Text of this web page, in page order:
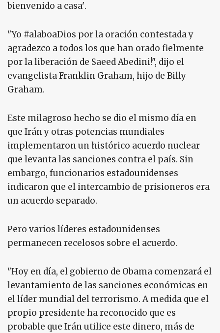
bienvenido a casa'.
"Yo #alaboaDios por la oración contestada y
agradezco a todos los que han orado fielmente
por la liberación de Saeed Abedini!", dijo el
evangelista Franklin Graham, hijo de Billy
Graham.
Este milagroso hecho se dio el mismo día en
que Irán y otras potencias mundiales
implementaron un histórico acuerdo nuclear
que levanta las sanciones contra el país. Sin
embargo, funcionarios estadounidenses
indicaron que el intercambio de prisioneros era
un acuerdo separado.
Pero varios líderes estadounidenses
permanecen recelosos sobre el acuerdo.
"Hoy en día, el gobierno de Obama comenzará el
levantamiento de las sanciones económicas en
el líder mundial del terrorismo. A medida que el
propio presidente ha reconocido que es
probable que Irán utilice este dinero, más de